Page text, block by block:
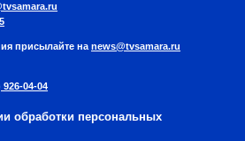
присылайте на news@tvsamara.ru
926-04-04
обработки персональных